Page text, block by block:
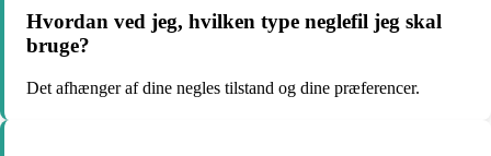
Hvordan ved jeg, hvilken type neglefil jeg skal
bruge?
Det afhænger af dine negles tilstand og dine præferencer.